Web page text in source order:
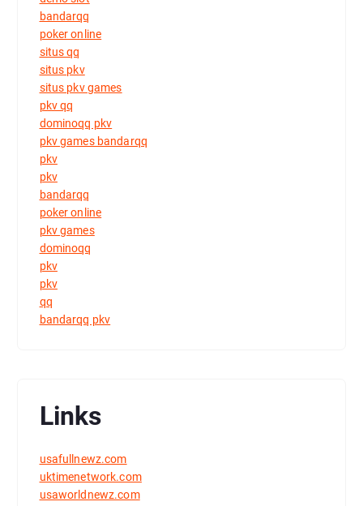
bandarqq
poker online
situs qq
situs pkv
situs pkv games
pkv qq
dominoqq pkv
pkv games bandarqq
pkv
pkv
bandarqq
poker online
pkv games
dominoqq
pkv
pkv
qq
bandarqq pkv
Links
usafullnewz.com
uktimenetwork.com
usaworldnewz.com